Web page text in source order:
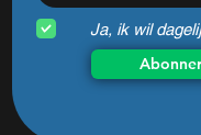
Ja, ik wil